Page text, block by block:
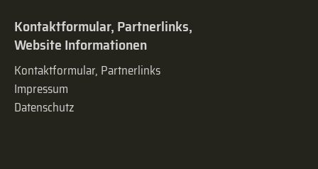
Kontaktformular, Partnerlinks,
Website Informationen
Kontaktformular, Partnerlinks
Impressum
Datenschutz